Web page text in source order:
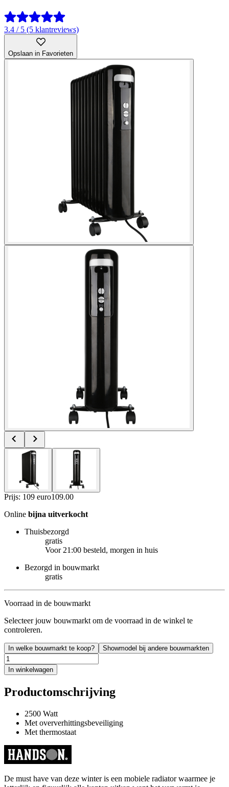
3.4 / 5 (5 klantreviews)
Opslaan in Favorieten
Prijs: 109 euro109.00
Online bijna uitverkocht
Thuisbezorgd
gratis
Voor 21:00 besteld, morgen in huis
Bezorgd in bouwmarkt
gratis
Voorraad in de bouwmarkt
Selecteer jouw bouwmarkt om de voorraad in de winkel te
controleren.
In welke bouwmarkt te koop? Showmodel bij andere bouwmarkten
In winkelwagen
Productomschrijving
2500 Watt
Met oververhittingsbeveiliging
Met thermostaat
De must have van deze winter is een mobiele radiator waarmee je